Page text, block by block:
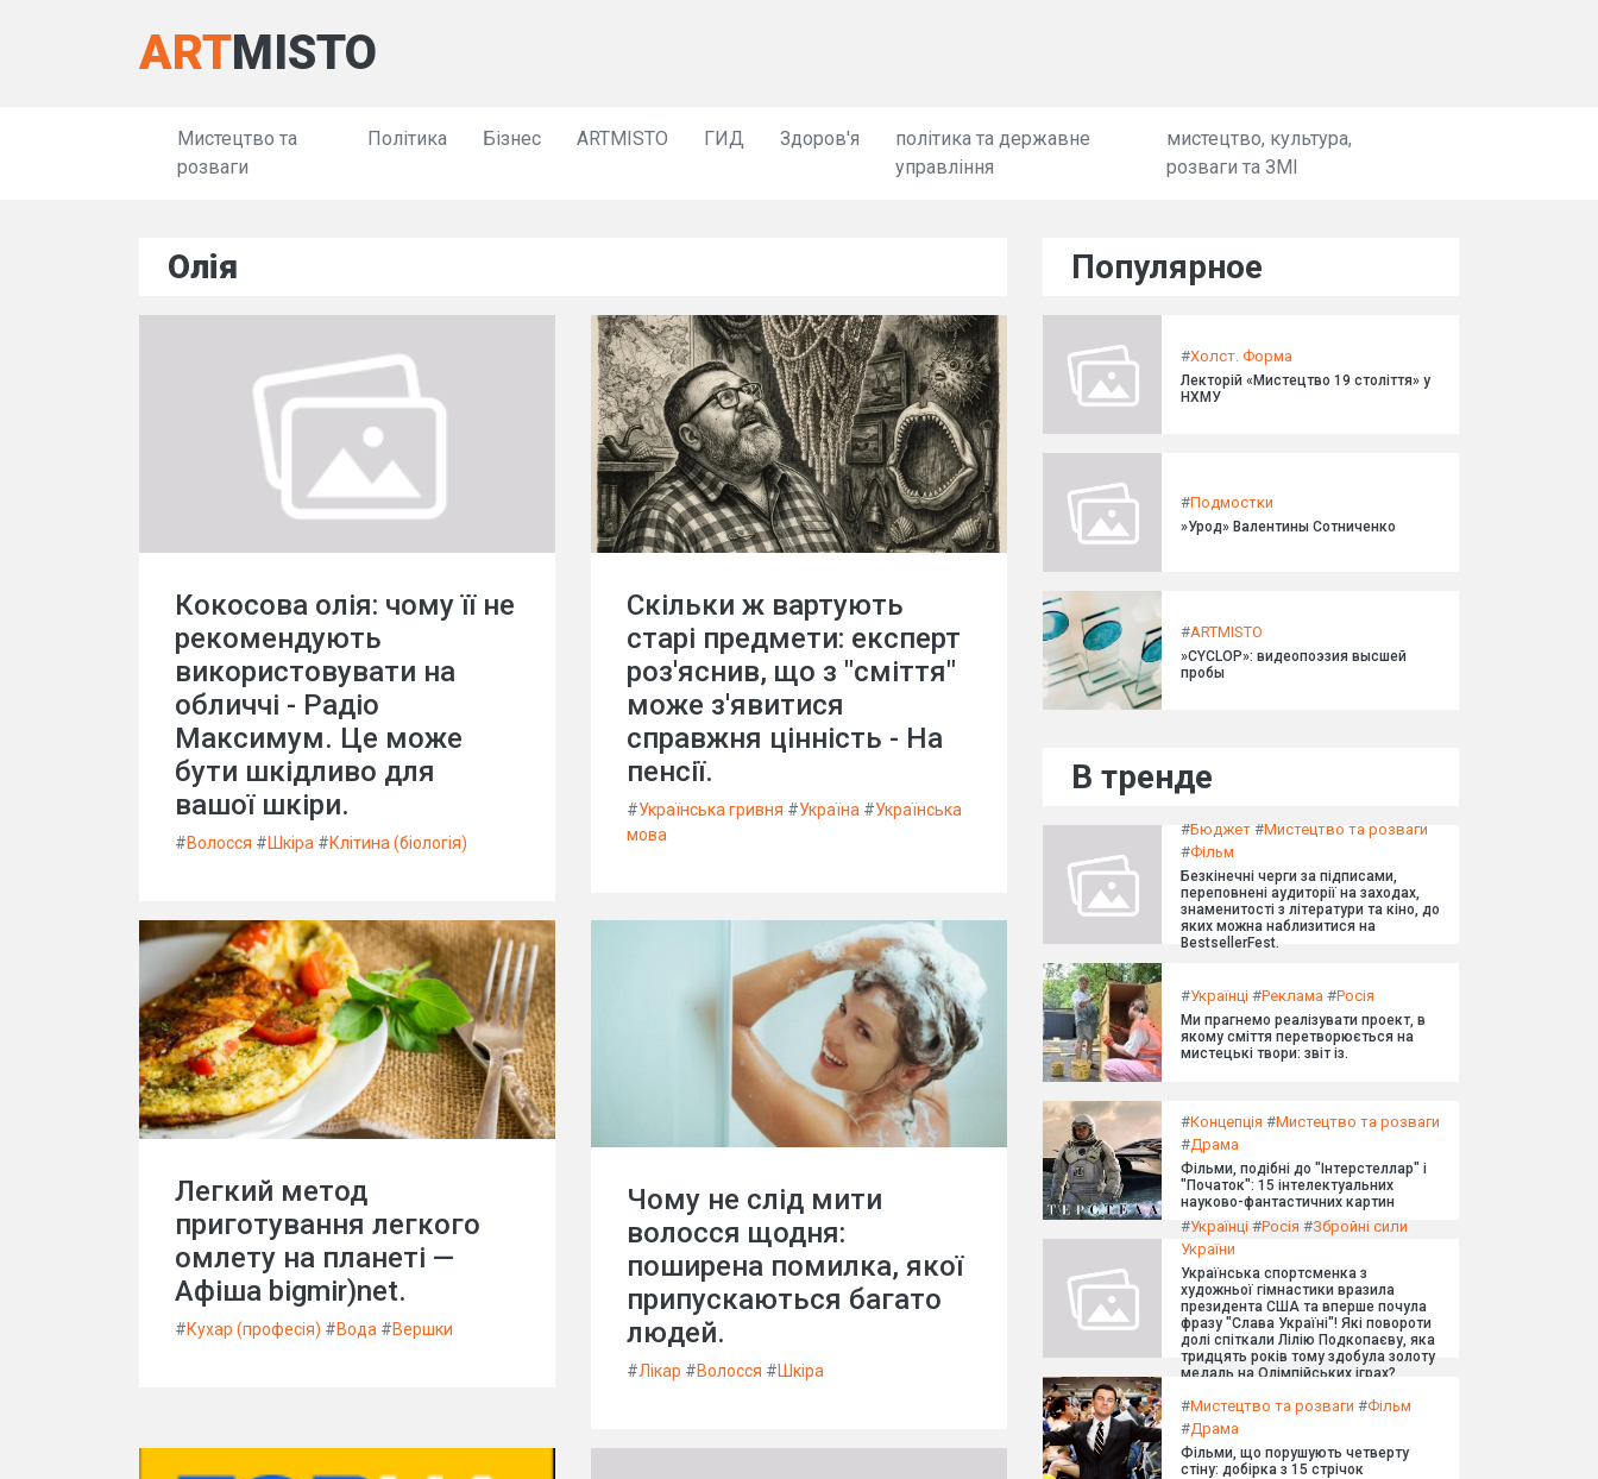
ARTMISTO
Мистецтво та
розваги
Політика Бізнес ARTMISTO ГИД Здоров'я
політика та державне
управління
мистецтво, культура,
розваги та ЗМІ
Олія
Кокосова олія: чому її не
рекомендують
використовувати на
обличчі - Радіо
Максимум. Це може
бути шкідливо для
вашої шкіри.
#Волосся #Шкіра #Клітина (біологія)
Скільки ж вартують
старі предмети: експерт
роз'яснив, що з "сміття"
може з'явитися
справжня цінність - На
пенсії.
#Українська гривня #Україна #Українська
мова
Легкий метод
приготування легкого
омлету на планеті —
Афіша bigmir)net.
#Кухар (професія) #Вода #Вершки
Чому не слід мити
волосся щодня:
поширена помилка, якої
припускаються багато
людей.
#Лікар #Волосся #Шкіра
Популярное
#Холст. Форма
Лекторій «Мистецтво 19 століття» у
НХМУ
#Подмостки
»Урод» Валентины Сотниченко
#ARTMISTO
»CYCLOP»: видеопоэзия высшей
пробы
В тренде
#Бюджет #Мистецтво та розваги
#Фільм
Безкінечні черги за підписами,
переповнені аудиторії на заходах,
знаменитості з літератури та кіно, до
яких можна наблизитися на
BestsellerFest.
#Українці #Реклама #Росія
Ми прагнемо реалізувати проект, в
якому сміття перетворюється на
мистецькі твори: звіт із.
#Концепція #Мистецтво та розваги
#Драма
Фільми, подібні до "Інтерстеллар" і
"Початок": 15 інтелектуальних
науково-фантастичних картин
#Українці #Росія #Збройні сили
України
Українська спортсменка з
художньої гімнастики вразила
президента США та вперше почула
фразу "Слава Україні"! Які повороти
долі спіткали Лілію Подкопаєву, яка
тридцять років тому здобула золоту
медаль на Олімпійських іграх?
#Мистецтво та розваги #Фільм
#Драма
Фільми, що порушують четверту
стіну: добірка з 15 стрічок